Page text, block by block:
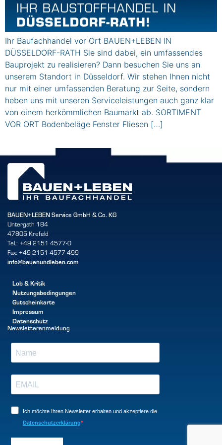
Ihr Baufachhandel vor Ort BAUEN+LEBEN IN
DÜSSELDORF-RATH Sie sind dabei, ein umfassendes
Bauprojekt zu realisieren? Dann besuchen Sie uns an
unserem Standort in Düsseldorf. Wir stehen Ihnen nicht
nur mit einer umfassenden Beratung zur Seite, sondern
heben uns mit unseren Serviceleistungen auch ganz klar
von einem herkömmlichen Baumarkt ab. SORTIMENT
VOR ORT Bodenbeläge Fenster Fliesen […]
BAUEN+LEBEN Service GmbH & Co. KG
Untergath 184
47805 Krefeld
Tel.: +49 2151 4577-0
Fax: +49 2151 4577-499
info@bauenundleben.com
Lob & Kritik
Nutzungsbedingungen
Gutscheinkarte
Impressum
Datenschutz
Newsletteranmeldung
Ich möchte Ihren Newsletter erhalten und akzeptiere die
Datenschutzerklärung